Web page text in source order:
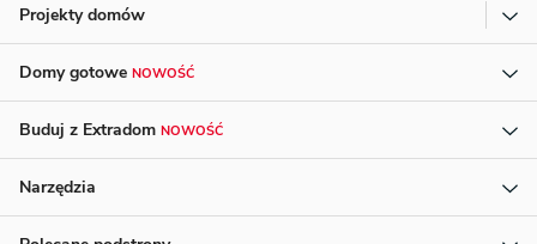
Projekty domów
Domy gotowe NOWOŚĆ
Buduj z Extradom NOWOŚĆ
Narzędzia